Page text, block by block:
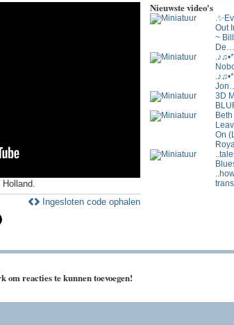
Ingesloten code ophalen
Nieuwste video's
Out
~
De…
3D
On
reacties te kunnen toevoegen!